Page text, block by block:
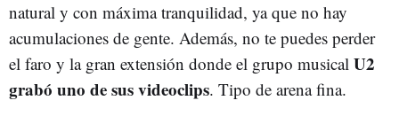
natural y con máxima tranquilidad, ya que no hay
acumulaciones de gente. Además, no te puedes perder
el faro y la gran extensión donde el grupo musical U2
grabó uno de sus videoclips. Tipo de arena fina.